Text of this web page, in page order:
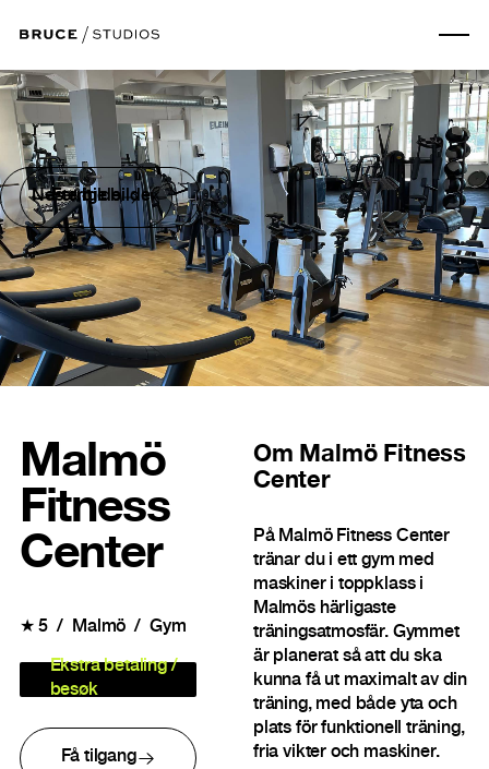
Forrige bilde
Neste bilde
Malmö
Fitness
Center
★5 Malmö Gym
Ekstra betaling /
besøk
Få tilgang
Om Malmö Fitness
Center
På Malmö Fitness Center
tränar du i ett gym med
maskiner i toppklass i
Malmös härligaste
träningsatmosfär. Gymmet
är planerat så att du ska
kunna få ut maximalt av din
träning, med både yta och
plats för funktionell träning,
fria vikter och maskiner.